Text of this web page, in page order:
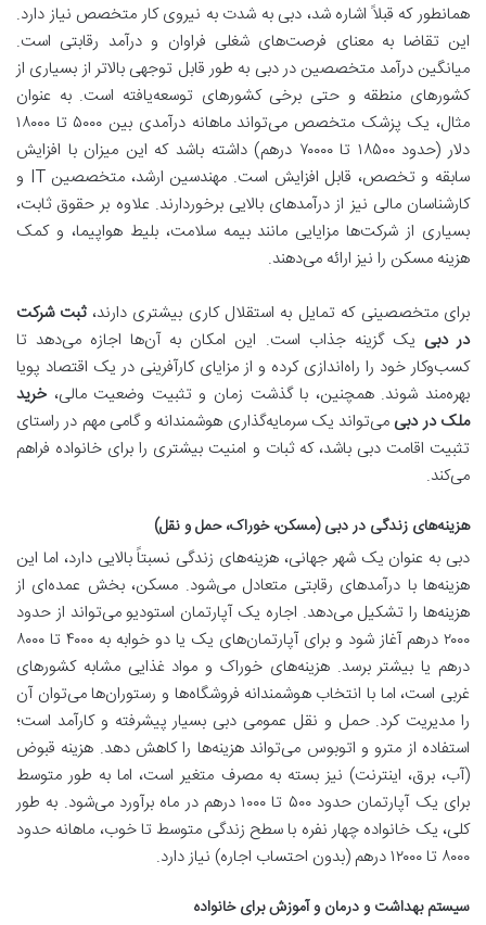
همانطور که قبلاً اشاره شد، دبی به شدت به نیروی کار متخصص نیاز دارد.
این تقاضا به معنای فرصت‌های شغلی فراوان و درآمد رقابتی است.
میانگین درآمد متخصصین در دبی به طور قابل توجهی بالاتر از بسیاری از
کشورهای منطقه و حتی برخی کشورهای توسعه‌یافته است. به عنوان
مثال، یک پزشک متخصص می‌تواند ماهانه درآمدی بین ۵۰۰۰ تا ۱۸۰۰۰
دلار (حدود ۱۸۵۰۰ تا ۷۰۰۰۰ درهم) داشته باشد که این میزان با افزایش
سابقه و تخصص، قابل افزایش است. مهندسین ارشد، متخصصین IT و
کارشناسان مالی نیز از درآمدهای بالایی برخوردارند. علاوه بر حقوق ثابت،
بسیاری از شرکت‌ها مزایایی مانند بیمه سلامت، بلیط هواپیما، و کمک
هزینه مسکن را نیز ارائه می‌دهند.
برای متخصصینی که تمایل به استقلال کاری بیشتری دارند،ثبت شرکت
در دبی یک گزینه جذاب است. این امکان به آن‌ها اجازه می‌دهد تا
کسب‌وکار خود را راه‌اندازی کرده و از مزایای کارآفرینی در یک اقتصاد پویا
بهره‌مند شوند. همچنین، با گذشت زمان و تثبیت وضعیت مالی،خرید
ملک در دبی می‌تواند یک سرمایه‌گذاری هوشمندانه و گامی مهم در راستای
تثبیت اقامت دبی باشد، که ثبات و امنیت بیشتری را برای خانواده فراهم
می‌کند.
هزینه‌های زندگی در دبی (مسکن، خوراک، حمل و نقل)
دبی به عنوان یک شهر جهانی، هزینه‌های زندگی نسبتاً بالایی دارد، اما این
هزینه‌ها با درآمدهای رقابتی متعادل می‌شود. مسکن، بخش عمده‌ای از
هزینه‌ها را تشکیل می‌دهد. اجاره یک آپارتمان استودیو می‌تواند از حدود
۲۰۰۰ درهم آغاز شود و برای آپارتمان‌های یک یا دو خوابه به ۴۰۰۰ تا ۸۰۰۰
درهم یا بیشتر برسد. هزینه‌های خوراک و مواد غذایی مشابه کشورهای
غربی است، اما با انتخاب هوشمندانه فروشگاه‌ها و رستوران‌ها می‌توان آن
را مدیریت کرد. حمل و نقل عمومی دبی بسیار پیشرفته و کارآمد است؛
استفاده از مترو و اتوبوس می‌تواند هزینه‌ها را کاهش دهد. هزینه قبوض
(آب، برق، اینترنت) نیز بسته به مصرف متغیر است، اما به طور متوسط
برای یک آپارتمان حدود ۵۰۰ تا ۱۰۰۰ درهم در ماه برآورد می‌شود. به طور
کلی، یک خانواده چهار نفره با سطح زندگی متوسط تا خوب، ماهانه حدود
۸۰۰۰ تا ۱۲۰۰۰ درهم (بدون احتساب اجاره) نیاز دارد.
سیستم بهداشت و درمان و آموزش برای خانواده